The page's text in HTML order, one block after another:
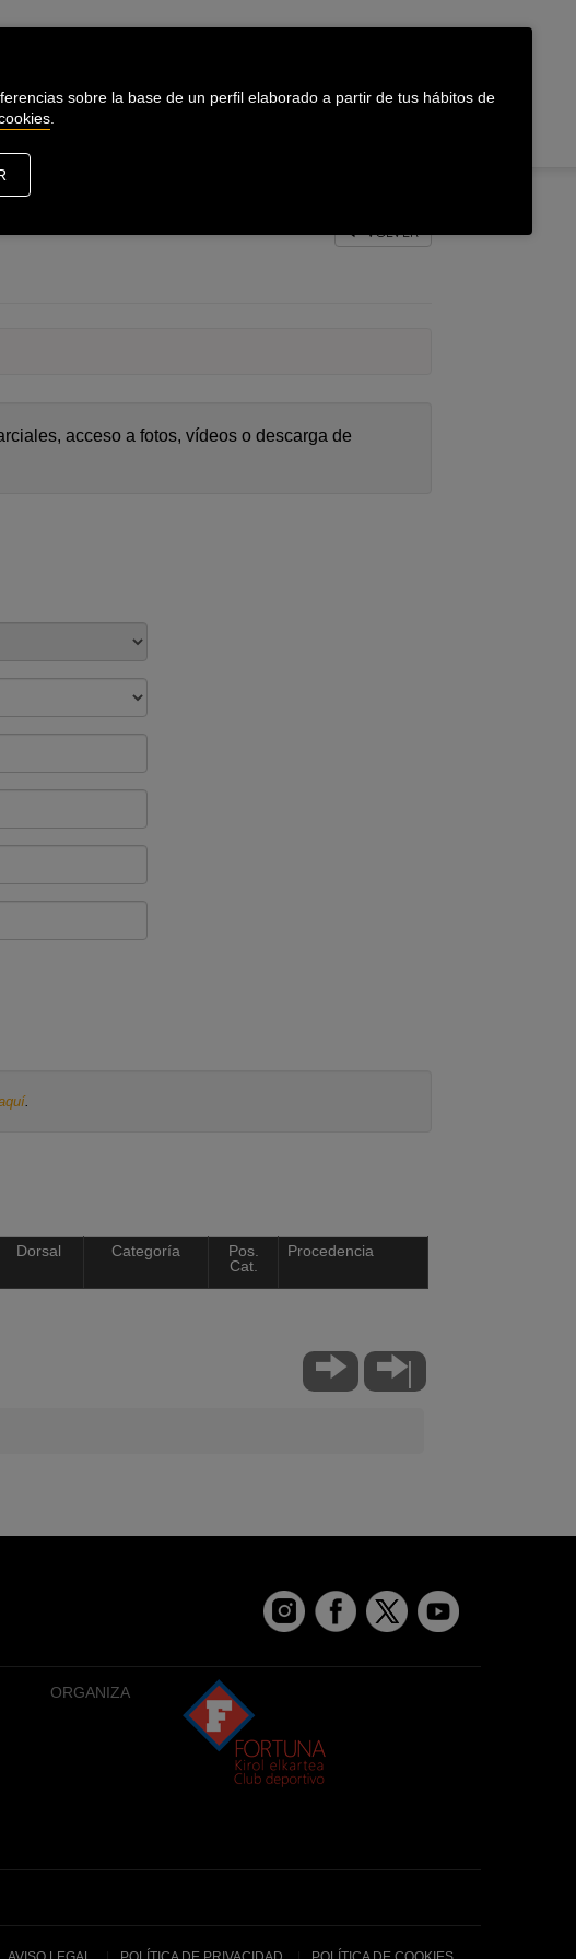
VOLVER
acceso a fotos, vídeos o descarga de
.
Dorsal Categoría
Pos.
Cat.
Procedencia
|
ORGANIZA
sobre la base de un perfil elaborado a partir de tus hábitos de
.